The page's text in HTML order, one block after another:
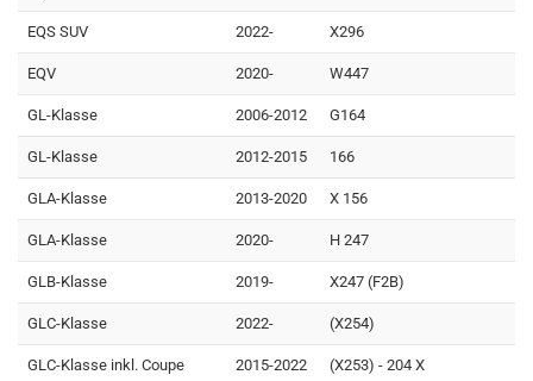
EQS SUV 2022- X296
EQV 2020- W447
GL-Klasse 2006-2012 G164
GL-Klasse 2012-2015 166
GLA-Klasse 2013-2020 X 156
GLA-Klasse 2020- H 247
GLB-Klasse 2019- X247 (F2B)
GLC-Klasse 2022- (X254)
GLC-Klasse inkl. Coupe 2015-2022 (X253) - 204 X